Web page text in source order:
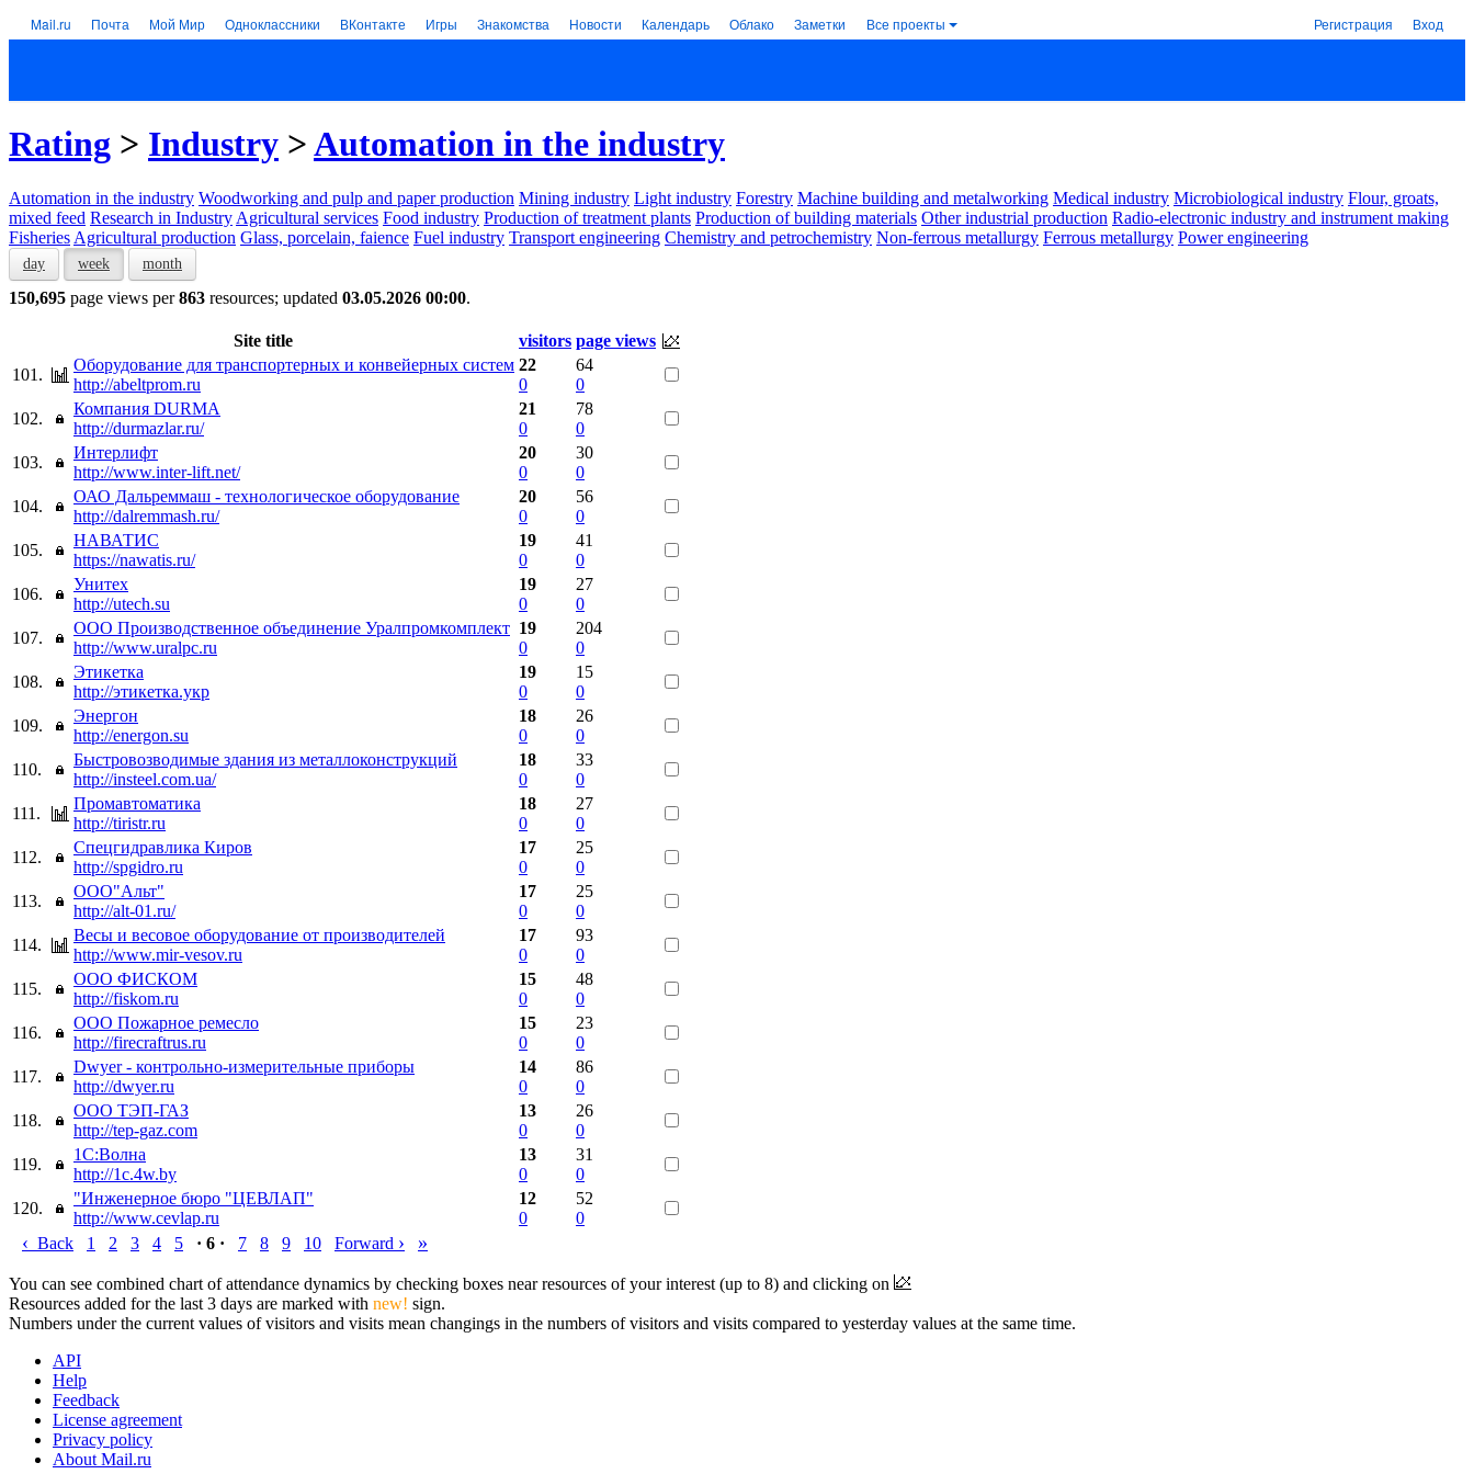
Mail.ru Почта Мой Мир Одноклассники ВКонтакте Игры Знакомства Новости Календарь Облако Заметки Все проекты Регистрация Вход
Rating > Industry >Automation in the industry
Automation in the industry Woodworking and pulp and paper production Mining industry Light industry Forestry Machine building and metalworking Medical industry Microbiological industry Flour, groats,
mixed feed Research in Industry Agricultural services Food industry Production of treatment plants Production of building materials Other industrial production Radio-electronic industry and instrument making
Fisheries Agricultural production Glass, porcelain, faience Fuel industry Transport engineering Chemistry and petrochemistry Non-ferrous metallurgy Ferrous metallurgy Power engineering
day week month
150,695 page views per863 resources; updated 03.05.2026 00:00.
Site title visitors page views
101.
Оборудование для транспортерных и конвейерных систем
http://abeltprom.ru
22
0
64
0
102.
Компания DURMA
http://durmazlar.ru/
21
0
78
0
103.
Интерлифт
http://www.inter-lift.net/
20
0
30
0
104.
ОАО Дальреммаш - технологическое оборудование
http://dalremmash.ru/
20
0
56
0
105.
НАВАТИС
https://nawatis.ru/
19
0
41
0
106.
Унитех
http://utech.su
19
0
27
0
107.
ООО Производственное объединение Уралпромкомплект
http://www.uralpc.ru
19
0
204
0
108.
Этикетка
http://этикетка.укр
19
0
15
0
109.
Энергон
http://energon.su
18
0
26
0
110.
Быстровозводимые здания из металлоконструкций
http://insteel.com.ua/
18
0
33
0
111.
Промавтоматика
http://tiristr.ru
18
0
27
0
112.
Спецгидравлика Киров
http://spgidro.ru
17
0
25
0
113.
ООО"Альт"
http://alt-01.ru/
17
0
25
0
114.
Весы и весовое оборудование от производителей
http://www.mir-vesov.ru
17
0
93
0
115.
ООО ФИСКОМ
http://fiskom.ru
15
0
48
0
116.
ООО Пожарное ремесло
http://firecraftrus.ru
15
0
23
0
117.
Dwyer - контрольно-измерительные приборы
http://dwyer.ru
14
0
86
0
118.
ООО ТЭП-ГАЗ
http://tep-gaz.com
13
0
26
0
119.
1С:Волна
http://1c.4w.by
13
0
31
0
120.
"Инженерное бюро "ЦЕВЛАП"
http://www.cevlap.ru
12
0
52
0
‹ Back 1 2 3 4 5 · 6 · 7 8 9 10 Forward › »
You can see combined chart of attendance dynamics by checking boxes near resources of your interest (up to 8) and clicking on
Resources added for the last 3 days are marked with new! sign.
Numbers under the current values of visitors and visits mean changings in the numbers of visitors and visits compared to yesterday values at the same time.
API
Help
Feedback
License agreement
Privacy policy
About Mail.ru